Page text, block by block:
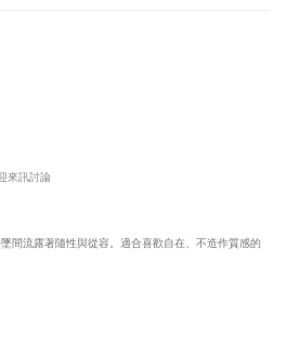
來訊討論
間流露著隨性與從容。適合喜歡自在、不造作質感的